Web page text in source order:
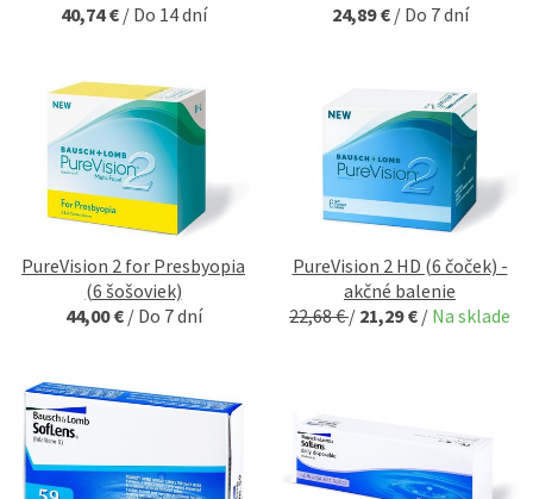
40,74 € / Do 14 dní
24,89 € / Do 7 dní
PureVision 2 for Presbyopia
(6 šošoviek)
44,00 € / Do 7 dní
PureVision 2 HD (6 čoček) -
akčné balenie
22,68 €/ 21,29 € / Na sklade